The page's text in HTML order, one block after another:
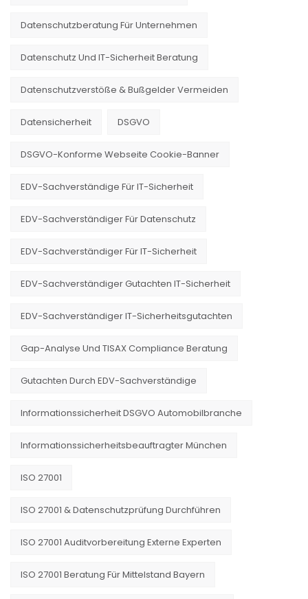
Datenschutzberatung Für Unternehmen
Datenschutz Und IT-Sicherheit Beratung
Datenschutzverstöße & Bußgelder Vermeiden
Datensicherheit DSGVO
DSGVO-Konforme Webseite Cookie-Banner
EDV-Sachverständige Für IT-Sicherheit
EDV-Sachverständiger Für Datenschutz
EDV-Sachverständiger Für IT-Sicherheit
EDV-Sachverständiger Gutachten IT-Sicherheit
EDV-Sachverständiger IT-Sicherheitsgutachten
Gap-Analyse Und TISAX Compliance Beratung
Gutachten Durch EDV-Sachverständige
Informationssicherheit DSGVO Automobilbranche
Informationssicherheitsbeauftragter München
ISO 27001
ISO 27001 & Datenschutzprüfung Durchführen
ISO 27001 Auditvorbereitung Externe Experten
ISO 27001 Beratung Für Mittelstand Bayern